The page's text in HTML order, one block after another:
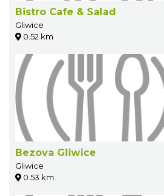
Bistro Cafe & Salad
Gliwice
0.52 km
Bezova Gliwice
Gliwice
0.53 km